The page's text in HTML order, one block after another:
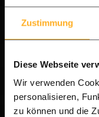
Zustimmung
Diese Webseite
Wir verwenden
personalisieren,
zu können und die
verraten es Ihnen